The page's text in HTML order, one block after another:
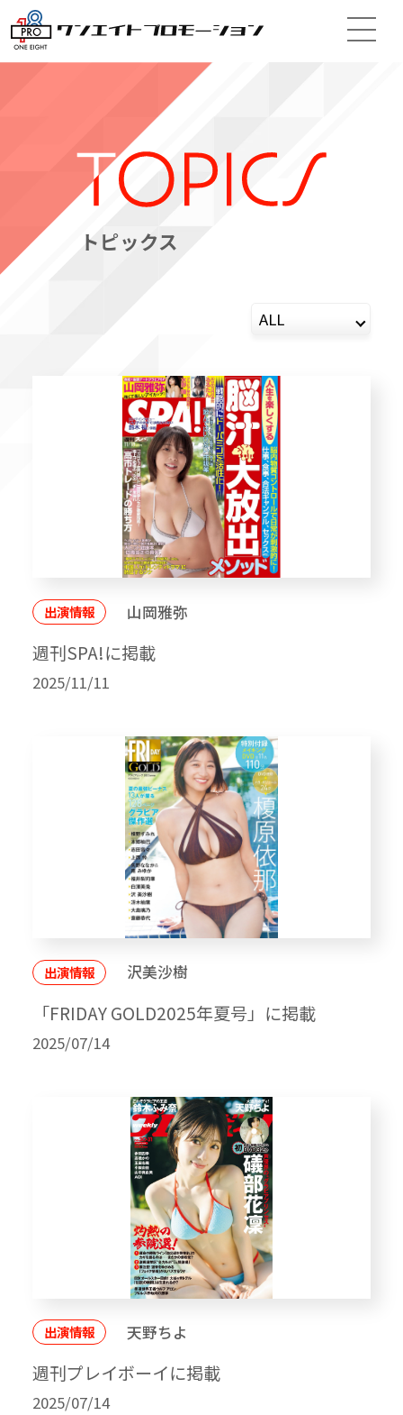
トピックス
出演情報 山岡雅弥
週刊SPA!に掲載
2025/11/11
出演情報 沢美沙樹
「FRIDAY GOLD2025年夏号」に掲載
2025/07/14
出演情報 天野ちよ
週刊プレイボーイに掲載
2025/07/14